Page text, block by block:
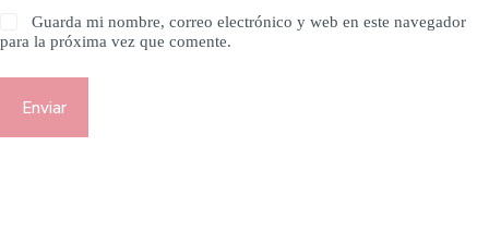
Guarda mi nombre, correo electrónico y web en este navegador
para la próxima vez que comente.
Enviar